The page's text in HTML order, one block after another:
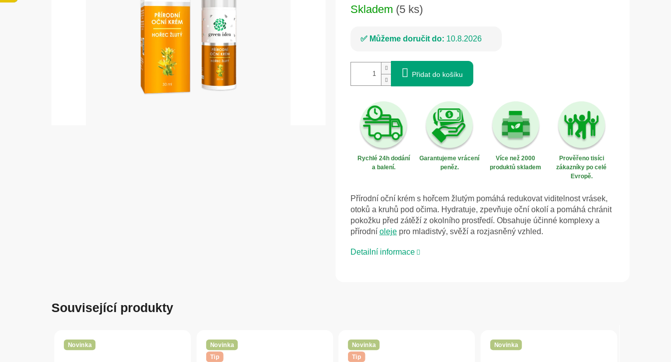
Skladem (5 ks)
Můžeme doručit do: 10.8.2026
Přidat do košíku
Rychlé 24h dodání
a balení.
Garantujeme vrácení
peněz.
Více než 2000
produktů skladem
Prověřeno tisíci
zákazníky po celé
Evropě.
Přírodní oční krém s hořcem žlutým pomáhá redukovat viditelnost vrásek,
otoků a kruhů pod očima. Hydratuje, zpevňuje oční okolí a pomáhá chránit
pokožku před zátěží z okolního prostředí. Obsahuje účinné komplexy a
přírodní oleje pro mladistvý, svěží a rozjasněný vzhled.
Detailní informace
Související produkty
Novinka
Novinka
Tip
Novinka
Tip
Novinka